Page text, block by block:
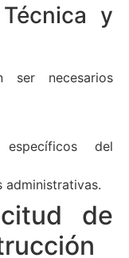
y
ser necesarios
del
administrativas.
de